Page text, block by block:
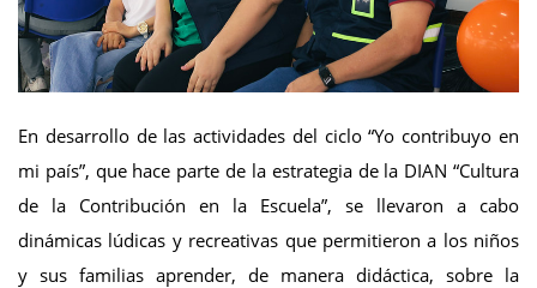
En desarrollo de las actividades del ciclo “Yo contribuyo en
mi país”, que hace parte de la estrategia de la DIAN “Cultura
de la Contribución en la Escuela”, se llevaron a cabo
dinámicas lúdicas y recreativas que permitieron a los niños
y sus familias aprender, de manera didáctica, sobre la